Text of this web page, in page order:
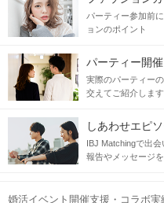
パーティー参加前
ョンのポイント
パーティー開
実際のパーティー
交えてご紹介します
しあわせエピ
IBJ Matchingで出
報告やメッセージ
婚活イベント開催支援・コラボ実